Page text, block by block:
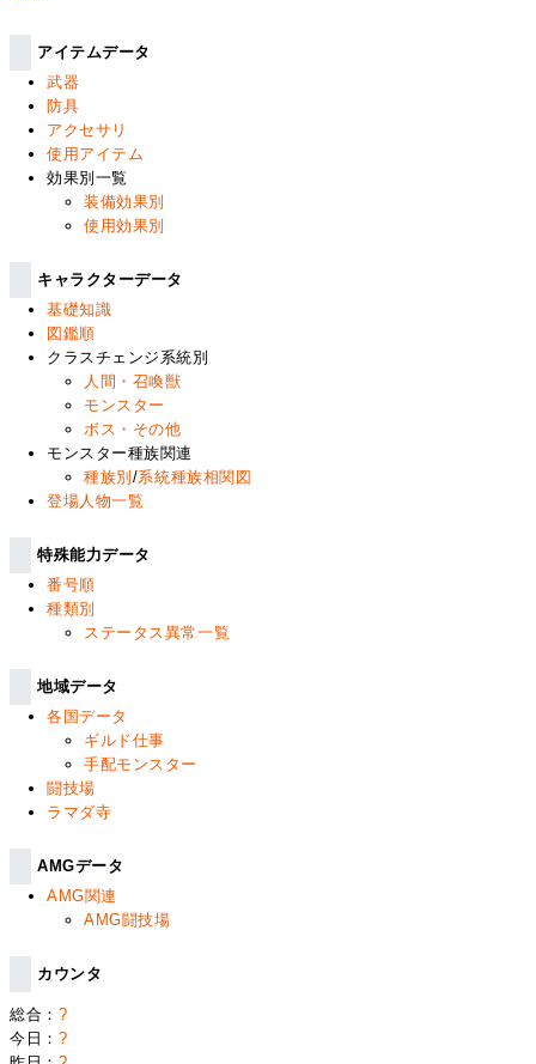
アイテムデータ
武器
防具
アクセサリ
使用アイテム
効果別一覧
装備効果別
使用効果別
キャラクターデータ
基礎知識
図鑑順
クラスチェンジ系統別
人間・召喚獣
モンスター
ボス・その他
モンスター種族関連
種族別 /系統種族相関図
登場人物一覧
特殊能力データ
番号順
種類別
ステータス異常一覧
地域データ
各国データ
ギルド仕事
手配モンスター
闘技場
ラマダ寺
AMGデータ
AMG関連
AMG闘技場
カウンタ
総合： ?
今日： ?